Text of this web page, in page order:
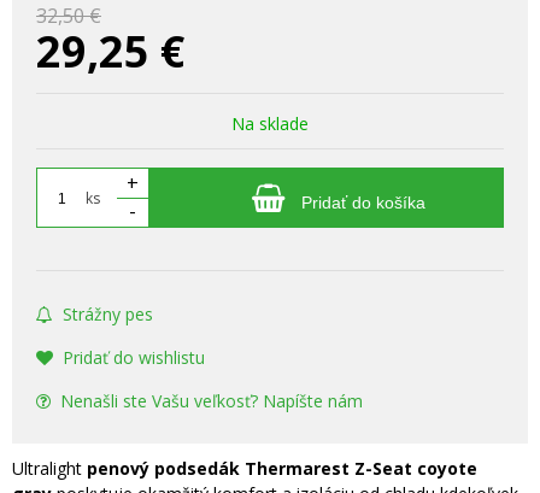
32,50 €
29,25 €
Na sklade
ks
+
-
Pridať do košíka
Strážny pes
Pridať do wishlistu
Nenašli ste Vašu veľkosť? Napíšte nám
Ultralight penový podsedák Thermarest Z-Seat coyote